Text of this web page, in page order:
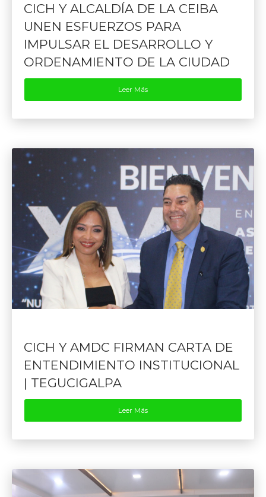
CICH Y ALCALDÍA DE LA CEIBA
UNEN ESFUERZOS PARA
IMPULSAR EL DESARROLLO Y
ORDENAMIENTO DE LA CIUDAD
Leer Más
CICH Y AMDC FIRMAN CARTA DE
ENTENDIMIENTO INSTITUCIONAL
| TEGUCIGALPA
Leer Más